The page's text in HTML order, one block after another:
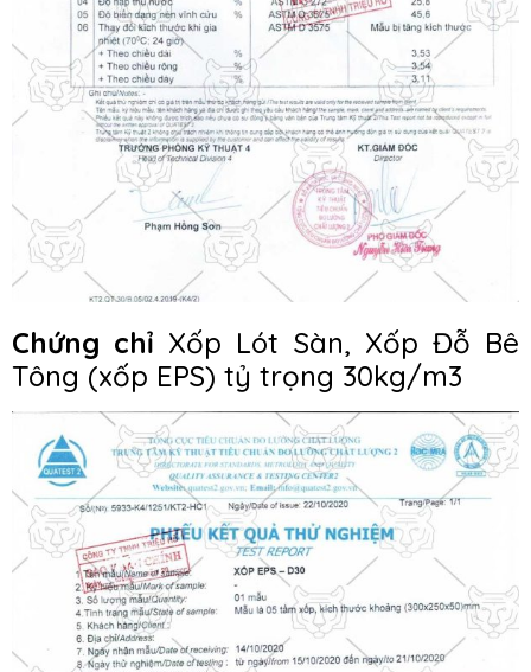
Chứng chỉ Xốp Lót Sàn, Xốp Đỗ Bê
Tông (xốp EPS) tỷ trọng 30kg/m3